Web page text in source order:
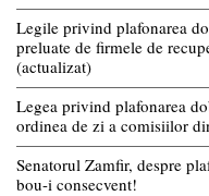
Legile privind plafonarea
preluate de firmele de
(actualizat)
Legea privind plafonarea
ordinea de zi a comisiilor
Senatorul Zamfir, despre
bou-i consecvent!